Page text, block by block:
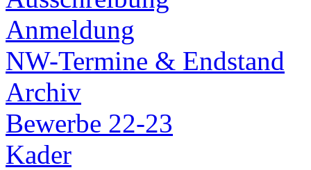
Anmeldung
NW-Termine & Endstand
Archiv
Bewerbe 22-23
Kader